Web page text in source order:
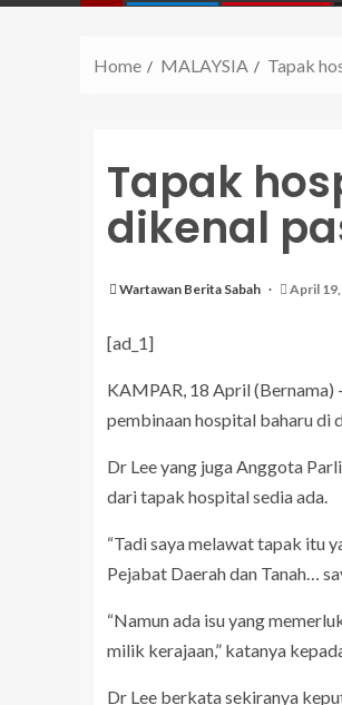
Home MALAYSIA Tapak
Tapak
dikenal
Wartawan Berita Sabah April
[ad_1]
KAMPAR, 18 April (Bernama)
pembinaan hospital baharu di
Dr Lee yang juga Anggota
dari tapak hospital sedia ada.
“Tadi saya melawat tapak itu
Pejabat Daerah dan Tanah…
“Namun ada isu yang
milik kerajaan,” katanya
Dr Lee berkata sekiranya